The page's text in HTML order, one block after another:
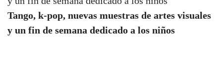
Tango, k-pop, nuevas muestras de artes visuales
y un fin de semana dedicado a los niños